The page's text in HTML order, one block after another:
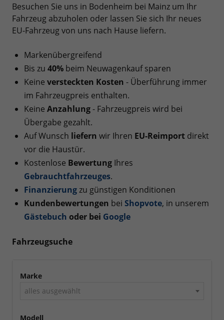
Besuchen Sie uns in Bodenheim bei Mainz um Ihr
Fahrzeug abzuholen oder lassen Sie sich Ihr neues
EU-Fahrzeug von uns nach Hause liefern.
Markenübergreifend
Bis zu 40% beim Neuwagenkauf sparen
Keine versteckten Kosten - Überführung immer
im Fahrzeugpreis enthalten.
Keine Anzahlung- Fahrzeugpreis wird bei
Übergabe gezahlt.
Auf Wunsch liefern wir Ihren EU-Reimport direkt
vor die Haustür.
Kostenlose Bewertung Ihres
Gebrauchtfahrzeuges.
Finanzierungzu günstigen Konditionen
Kundenbewertungen bei Shopvote, in unserem
Gästebuch oder bei Google
Fahrzeugsuche
Marke
alles ausgewählt
Modell